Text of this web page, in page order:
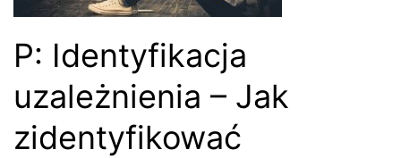
P: Identyfikacja
uzależnienia – Jak
zidentyfikować